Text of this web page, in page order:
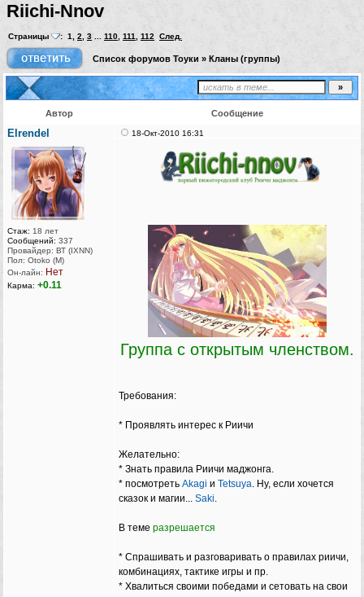
Riichi-Nnov
Страницы : 1, 2, 3 ... 110, 111, 112 След.
Список форумов Тоуки » Кланы (группы)
Автор Сообщение
Elrendel
Стаж: 18 лет
Сообщений: 337
Провайдер: ВТ (IXNN)
Пол: Otoko (M)
Он-лайн: Нет
Карма: +0.11
18-Окт-2010 16:31
Группа с открытым членством.
Требования:
* Проявлять интерес к Риичи
Желательно:
* Знать правила Риичи маджонга.
* посмотреть Akagi и Tetsuya. Ну, если хочется
сказок и магии... Saki.
В теме разрешается
* Спрашивать и разговаривать о правилах риичи,
комбинациях, тактике игры и пр.
* Хвалиться своими победами и сетовать на свои